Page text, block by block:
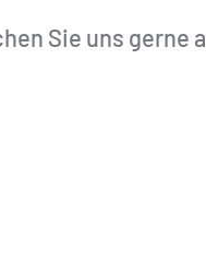
Sie uns gerne